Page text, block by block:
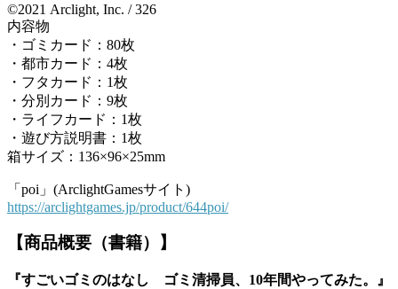
©2021 Arclight, Inc. / 326
内容物
・ゴミカード：80枚
・都市カード：4枚
・フタカード：1枚
・分別カード：9枚
・ライフカード：1枚
・遊び方説明書：1枚
箱サイズ：136×96×25mm
「poi」(ArclightGamesサイト)
https://arclightgames.jp/product/644poi/
【商品概要（書籍）】
『すごいゴミのはなし ゴミ清掃員、10年間やってみた。』